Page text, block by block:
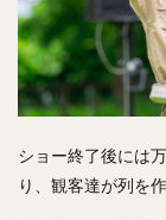
ショー終了後には
り、観客達が列を